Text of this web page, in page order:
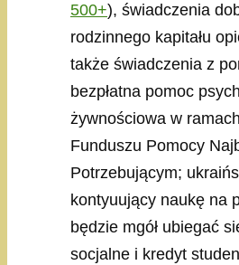
500+), świadczenia
rodzinnego kapitału
także świadczenia z
bezpłatna pomoc
żywnościowa w
Funduszu Pomocy
Potrzebującym;
kontyuujący naukę na
będzie mgół ubiegać
socjalne i kredyt